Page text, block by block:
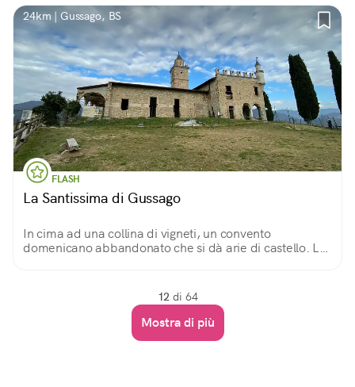
24km | Gussago, BS
FLASH
La Santissima di Gussago
In cima ad una collina di vigneti, un convento
domenicano abbandonato che si dà arie di castello. La
12 di 64
Mostra di più